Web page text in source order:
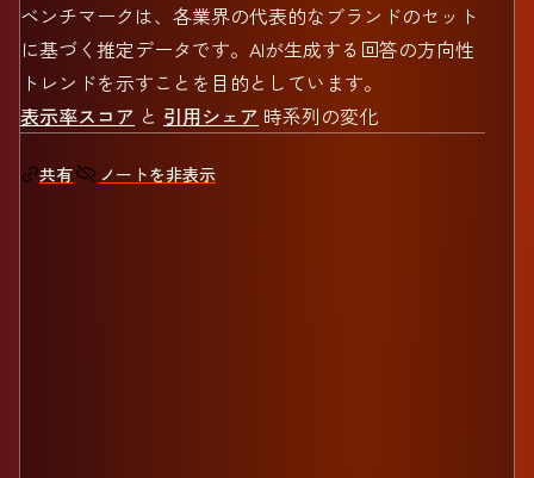
ベンチマークは、各業界の代表的なブランドのセット
に基づく推定データです。AIが生成する回答の方向性
トレンドを示すことを目的としています。
表示率スコア と 引用シェア 時系列の変化
共有 ノートを非表示